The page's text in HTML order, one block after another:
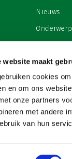
website maakt
cookies
en om ons
onze partners
met andere
van hun
is
Nieuws
Contact
Cookies &